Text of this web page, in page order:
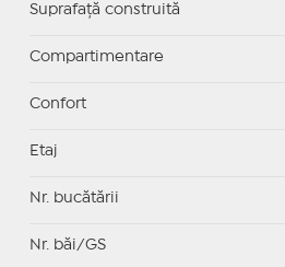
Suprafaţă construită
Compartimentare
Confort
Etaj
Nr. bucătării
Nr. băi/GS